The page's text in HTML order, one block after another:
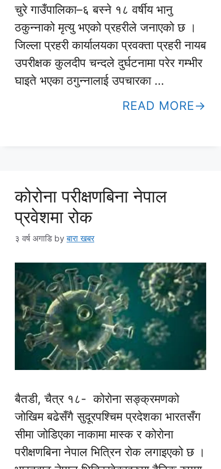
चुरे गाउँपालिका–६ बस्ने १८ वर्षीय भानु
ठकुन्नाको मृत्यु भएको प्रहरीले जनाएको छ ।
जिल्ला प्रहरी कार्यालयका प्रवक्ता प्रहरी नायब
उपरीक्षक कुलदीप चन्दले दुर्घटनामा परेर गम्भीर
घाइते भएका ठगुन्नालाई उपचारका …
READ MORE
कोरोना परीक्षणबिना नेपाल
प्रवेशमा रोक
३ वर्ष अगाडि byबारा खबर
बैतडी, चैत्र १८- कोरोना सङ्क्रमणको
जोखिम बढेसँगै सुदूरपश्चिम प्रदेशका भारतसँग
सीमा जोडिएका नाकामा मास्क र कोरोना
परीक्षणबिना नेपाल भित्रिन रोक लगाइएको छ ।